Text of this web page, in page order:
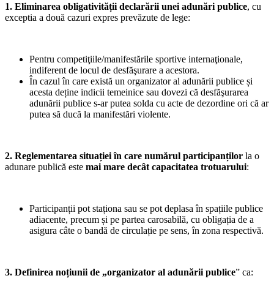
1. Eliminarea obligativității declarării unei adunări publice, cu
exceptia a două cazuri expres prevăzute de lege:
Pentru competiţiile/manifestările sportive internaţionale,
indiferent de locul de desfăşurare a acestora.
În cazul în care există un organizator al adunării publice și
acesta deține indicii temeinice sau dovezi că desfăşurarea
adunării publice s-ar putea solda cu acte de dezordine ori că ar
putea să ducă la manifestări violente.
2. Reglementarea situației în care numărul participanților la o
adunare publică este mai mare decât capacitatea trotuarului:
Participanții pot staționa sau se pot deplasa în spațiile publice
adiacente, precum și pe partea carosabilă, cu obligația de a
asigura câte o bandă de circulație pe sens, în zona respectivă.
3. Definirea noțiunii de „organizator al adunării publice” ca: